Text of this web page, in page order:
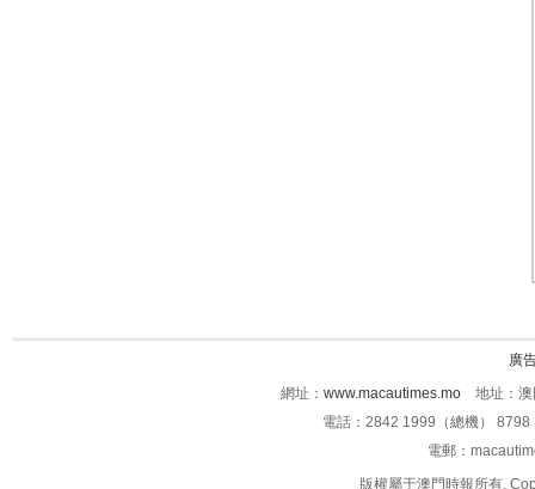
廣
網址： www.macautimes.mo 地址：澳
電話：2842 1999（總機）
電郵：
版權屬于澳門時報所有.